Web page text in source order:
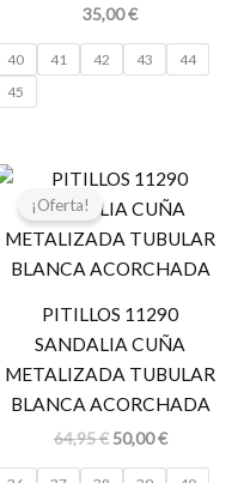
35,00€
40 41 42 43
44
45
¡Oferta!
PITILLOS 11290
SANDALIA CUÑA
METALIZADA TUBULAR
BLANCA ACORCHADA
64,95€
El
original
era:
64,95 €.
50,00€
El
precio
actual
es:
50,00 €.